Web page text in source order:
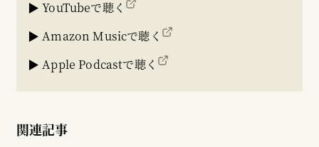
▶ YouTubeで聴く
▶ Amazon Musicで聴く
▶ Apple Podcastで聴く
関連記事